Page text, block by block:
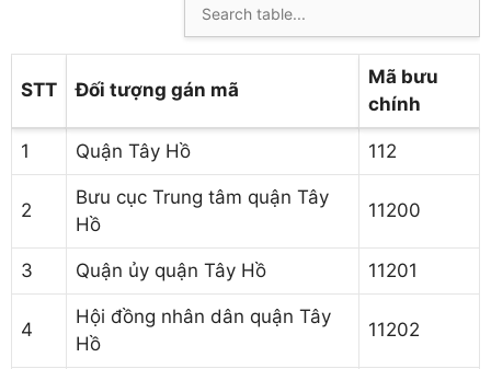
STT Đối tượng gán mã
Mã bưu
chính
1 Quận Tây Hồ 112
2
Bưu cục Trung tâm quận Tây
Hồ
11200
3 Quận ủy quận Tây Hồ 11201
4
Hội đồng nhân dân quận Tây
Hồ
11202